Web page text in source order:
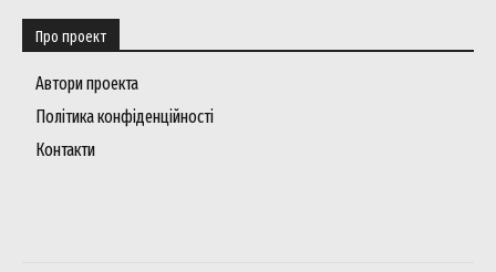
Про проект
Автори проекта
Політика конфіденційності
Контакти